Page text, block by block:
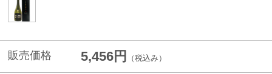
販売価格 5,456円 （税込み）